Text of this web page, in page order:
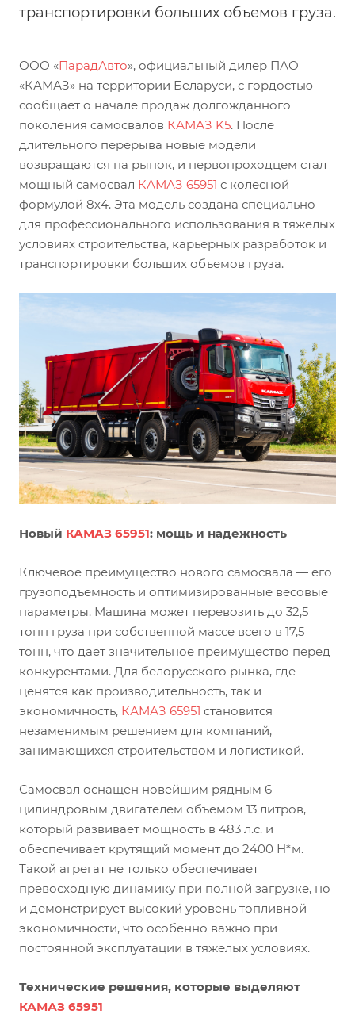
транспортировки больших объемов груза.
ООО «ПарадАвто», официальный дилер ПАО
«КАМАЗ» на территории Беларуси, с гордостью
сообщает о начале продаж долгожданного
поколения самосвалов КАМАЗ K5. После
длительного перерыва новые модели
возвращаются на рынок, и первопроходцем стал
мощный самосвал КАМАЗ 65951 с колесной
формулой 8х4. Эта модель создана специально
для профессионального использования в тяжелых
условиях строительства, карьерных разработок и
транспортировки больших объемов груза.
Новый КАМАЗ 65951: мощь и надежность
Ключевое преимущество нового самосвала — его
грузоподъемность и оптимизированные весовые
параметры. Машина может перевозить до 32,5
тонн груза при собственной массе всего в 17,5
тонн, что дает значительное преимущество перед
конкурентами. Для белорусского рынка, где
ценятся как производительность, так и
экономичность, КАМАЗ 65951 становится
незаменимым решением для компаний,
занимающихся строительством и логистикой.
Самосвал оснащен новейшим рядным 6-
цилиндровым двигателем объемом 13 литров,
который развивает мощность в 483 л.с. и
обеспечивает крутящий момент до 2400 Н*м.
Такой агрегат не только обеспечивает
превосходную динамику при полной загрузке, но
и демонстрирует высокий уровень топливной
экономичности, что особенно важно при
постоянной эксплуатации в тяжелых условиях.
Технические решения, которые выделяют
КАМАЗ 65951